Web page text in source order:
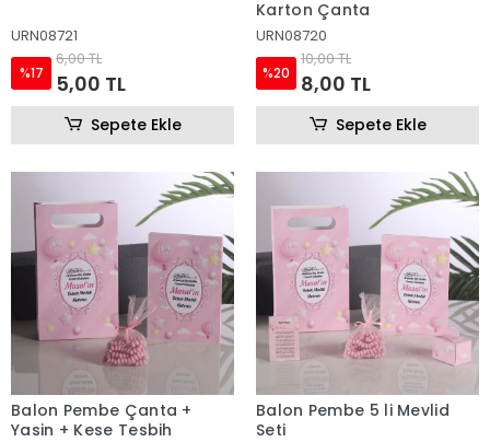
URN08721
%17
6,00 TL
5,00 TL
Sepete Ekle
Karton Çanta
URN08720
%20
10,00 TL
8,00 TL
Sepete Ekle
Balon Pembe Çanta +
Yasin + Kese Tesbih
Balon Pembe 5 li Mevlid
Seti